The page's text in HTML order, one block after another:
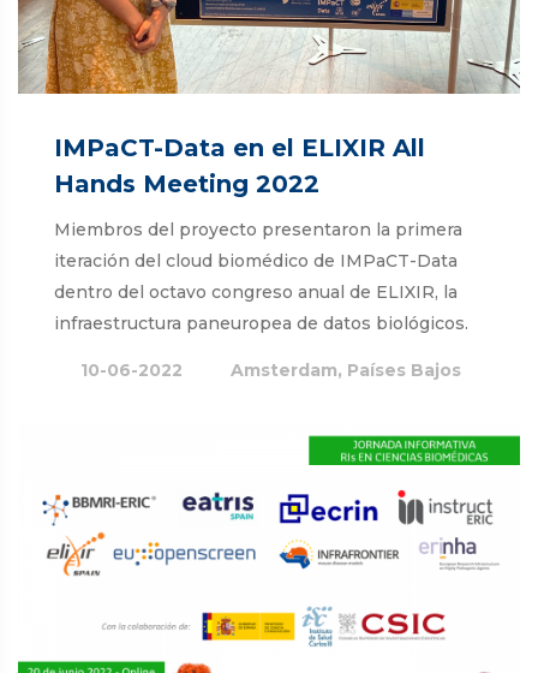
IMPaCT-Data en el ELIXIR All
Hands Meeting 2022
Miembros del proyecto presentaron la primera
iteración del cloud biomédico de IMPaCT-Data
dentro del octavo congreso anual de ELIXIR, la
infraestructura paneuropea de datos biológicos.
10-06-2022 Amsterdam, Países Bajos